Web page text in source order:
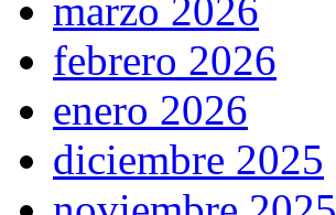
marzo 2026
febrero 2026
enero 2026
diciembre 2025